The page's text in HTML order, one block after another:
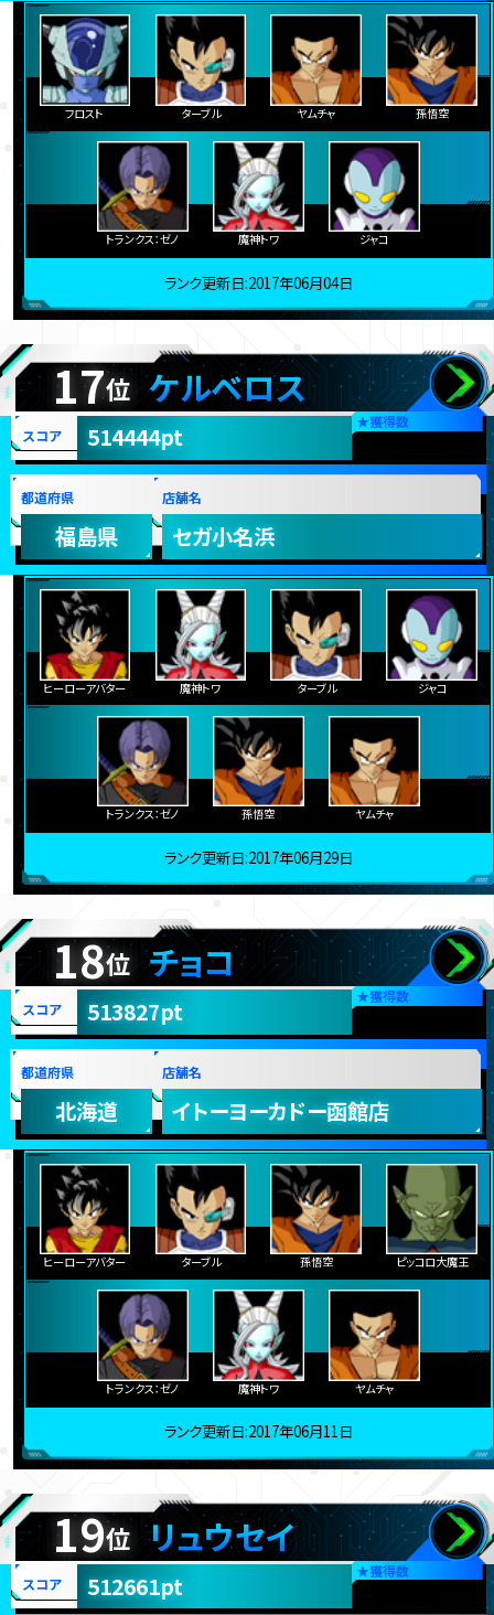
フロスト ターブル ヤムチャ 孫悟空
トランクス：ゼノ 魔神トワ ジャコ
ランク更新日:2017年06月04日
17位 ケルベロス
★獲得数
スコア 514444pt
都道府県
福島県
店舗名
セガ小名浜
ヒーローアバター 魔神トワ ターブル ジャコ
トランクス：ゼノ 孫悟空 ヤムチャ
ランク更新日:2017年06月29日
18位 チョコ
★獲得数
スコア 513827pt
都道府県
北海道
店舗名
イトーヨーカドー函館店
ヒーローアバター ターブル 孫悟空 ピッコロ大魔王
トランクス：ゼノ 魔神トワ ヤムチャ
ランク更新日:2017年06月11日
19位 リュウセイ
★獲得数
スコア 512661pt